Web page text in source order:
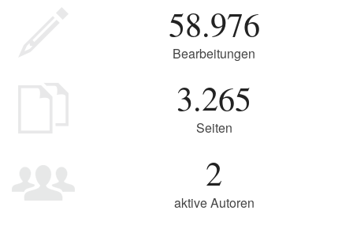
58.976
Bearbeitungen
3.265
Seiten
2
aktive Autoren